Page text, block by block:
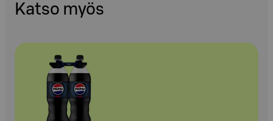
Katso myös